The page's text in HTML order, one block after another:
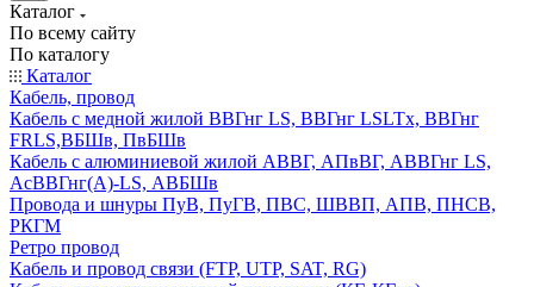
Каталог
По всему сайту
По каталогу
Каталог
Кабель, провод
Кабель с медной жилой ВВГнг LS, ВВГнг LSLTx, ВВГнг
FRLS,ВБШв, ПвБШв
Кабель с алюминиевой жилой АВВГ, АПвВГ, АВВГнг LS,
АсВВГнг(А)-LS, АВБШв
Провода и шнуры ПуВ, ПуГВ, ПВС, ШВВП, АПВ, ПНСВ,
РКГМ
Ретро провод
Кабель и провод связи (FTP, UTP, SAT, RG)